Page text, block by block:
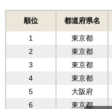
1997年
170,500
1996年
176,200
185,000
192,400
234,000
266,100
306,500
順位 都道府県名
1 東京都
2
東京都
3
東京都
4
東京都
5
大阪府
6
東京都